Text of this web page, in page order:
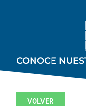
CONOCE
VOLVER